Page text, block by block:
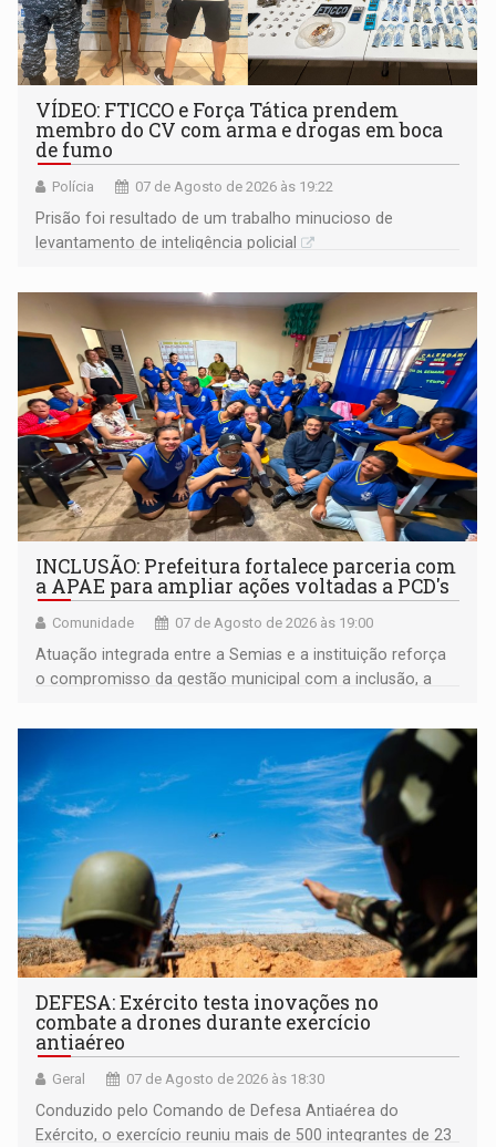
VÍDEO: FTICCO e Força Tática prendem
membro do CV com arma e drogas em boca
de fumo
Polícia 07 de Agosto de 2026 às 19:22
Prisão foi resultado de um trabalho minucioso de
levantamento de inteligência policial
INCLUSÃO: Prefeitura fortalece parceria com
a APAE para ampliar ações voltadas a PCD's
Comunidade 07 de Agosto de 2026 às 19:00
Atuação integrada entre a Semias e a instituição reforça
o compromisso da gestão municipal com a inclusão, a
DEFESA: Exército testa inovações no
combate a drones durante exercício
antiaéreo
Geral 07 de Agosto de 2026 às 18:30
Conduzido pelo Comando de Defesa Antiaérea do
Exército, o exercício reuniu mais de 500 integrantes de 23